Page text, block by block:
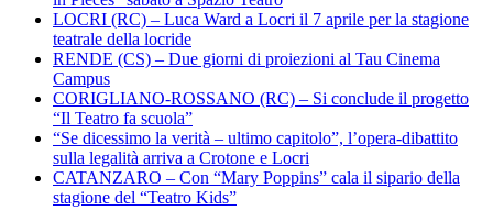
LOCRI (RC) – Luca Ward a Locri il 7 aprile per la stagione
teatrale della locride
RENDE (CS) – Due giorni di proiezioni al Tau Cinema
Campus
CORIGLIANO-ROSSANO (RC) – Si conclude il progetto
“Il Teatro fa scuola”
“Se dicessimo la verità – ultimo capitolo”, l’opera-dibattito
sulla legalità arriva a Crotone e Locri
CATANZARO – Con “Mary Poppins” cala il sipario della
stagione del “Teatro Kids”